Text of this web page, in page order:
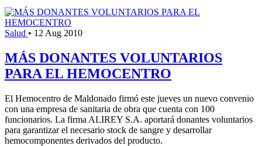
Salud • 12 Aug 2010
MÁS DONANTES VOLUNTARIOS
PARA EL HEMOCENTRO
El Hemocentro de Maldonado firmó este jueves un nuevo convenio
con una empresa de sanitaria de obra que cuenta con 100
funcionarios. La firma ALIREY S.A. aportará donantes voluntarios
para garantizar el necesario stock de sangre y desarrollar
hemocomponentes derivados del producto.